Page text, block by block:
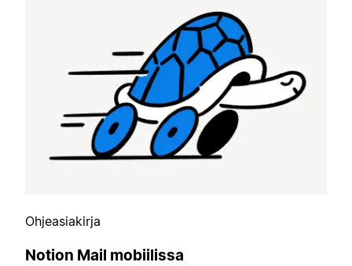
Ohjeasiakirja
Notion Mail mobiilissa